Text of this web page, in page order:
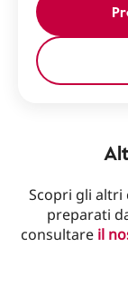
Scopri gli altri
preparati
consultare il